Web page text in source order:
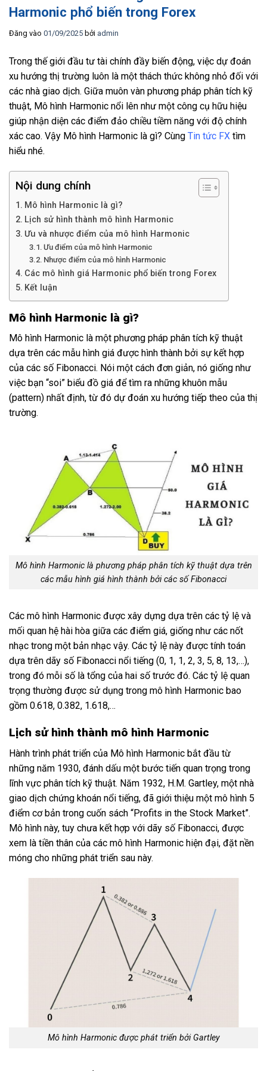
Harmonic phổ biến trong Forex
Đăng vào 01/09/2025 bởi admin
Trong thế giới đầu tư tài chính đầy biến động, việc dự đoán
xu hướng thị trường luôn là một thách thức không nhỏ đối với
các nhà giao dịch. Giữa muôn vàn phương pháp phân tích kỹ
thuật, Mô hình Harmonic nổi lên như một công cụ hữu hiệu
giúp nhận diện các điểm đảo chiều tiềm năng với độ chính
xác cao. Vậy Mô hình Harmonic là gì? Cùng Tin tức FX tìm
hiểu nhé.
Nội dung chính
Mô hình Harmonic là gì?
Lịch sử hình thành mô hình Harmonic
Ưu và nhược điểm của mô hình Harmonic
Ưu điểm của mô hình Harmonic
Nhược điểm của mô hình Harmonic
Các mô hình giá Harmonic phổ biến trong Forex
Kết luận
Mô hình Harmonic là gì?
Mô hình Harmonic là một phương pháp phân tích kỹ thuật
dựa trên các mẫu hình giá được hình thành bởi sự kết hợp
của các số Fibonacci. Nói một cách đơn giản, nó giống như
việc bạn “soi” biểu đồ giá để tìm ra những khuôn mẫu
(pattern) nhất định, từ đó dự đoán xu hướng tiếp theo của thị
trường.
Mô hình Harmonic là phương pháp phân tích kỹ thuật dựa trên
các mẫu hình giá hình thành bởi các số Fibonacci
Các mô hình Harmonic được xây dựng dựa trên các tỷ lệ và
mối quan hệ hài hòa giữa các điểm giá, giống như các nốt
nhạc trong một bản nhạc vậy. Các tỷ lệ này được tính toán
dựa trên dãy số Fibonacci nổi tiếng (0, 1, 1, 2, 3, 5, 8, 13,…),
trong đó mỗi số là tổng của hai số trước đó. Các tỷ lệ quan
trọng thường được sử dụng trong mô hình Harmonic bao
gồm 0.618, 0.382, 1.618,…
Lịch sử hình thành mô hình Harmonic
Hành trình phát triển của Mô hình Harmonic bắt đầu từ
những năm 1930, đánh dấu một bước tiến quan trọng trong
lĩnh vực phân tích kỹ thuật. Năm 1932, H.M. Gartley, một nhà
giao dịch chứng khoán nổi tiếng, đã giới thiệu một mô hình 5
điểm cơ bản trong cuốn sách “Profits in the Stock Market”.
Mô hình này, tuy chưa kết hợp với dãy số Fibonacci, được
xem là tiền thân của các mô hình Harmonic hiện đại, đặt nền
móng cho những phát triển sau này.
Mô hình Harmonic được phát triển bởi Gartley